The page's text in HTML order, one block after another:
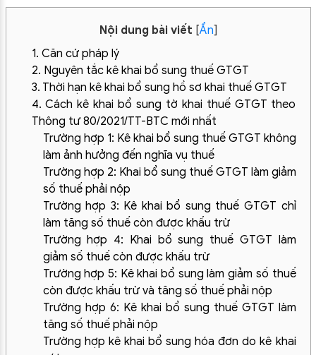
Nội dung bài viết [Ẩn]
1. Căn cứ pháp lý
2. Nguyên tắc kê khai bổ sung thuế GTGT
3. Thời hạn kê khai bổ sung hồ sơ khai thuế GTGT
4. Cách kê khai bổ sung tờ khai thuế GTGT theo
Thông tư 80/2021/TT-BTC mới nhất
Trường hợp 1: Kê khai bổ sung thuế GTGT không
làm ảnh hưởng đến nghĩa vụ thuế
Trường hợp 2: Khai bổ sung thuế GTGT làm giảm
số thuế phải nộp
Trường hợp 3: Kê khai bổ sung thuế GTGT chỉ
làm tăng số thuế còn được khấu trừ
Trường hợp 4: Khai bổ sung thuế GTGT làm
giảm số thuế còn được khấu trừ
Trường hợp 5: Kê khai bổ sung làm giảm số thuế
còn được khấu trừ và tăng số thuế phải nộp
Trường hợp 6: Kê khai bổ sung thuế GTGT làm
tăng số thuế phải nộp
Trường hợp kê khai bổ sung hóa đơn do kê khai